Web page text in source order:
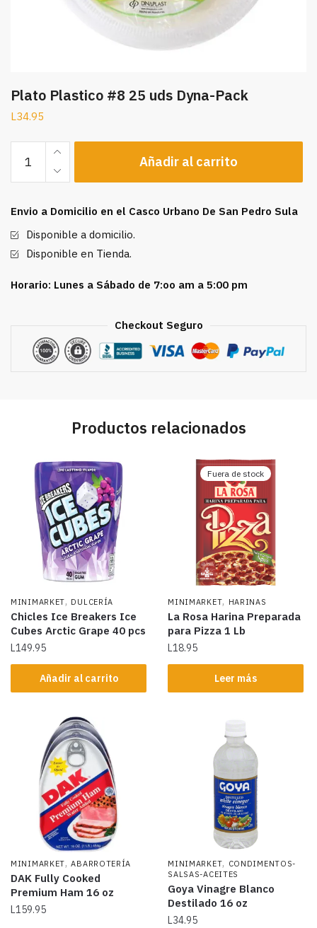
Plato Plastico #8 25 uds Dyna-Pack
L34.95
Plastico
#8
uds
Dyna-
Pack
Añadir al carrito
Envio a Domicilio en el Casco Urbano De San Pedro Sula
Disponible a domicilio.
Disponible en Tienda.
Horario: Lunes a Sábado de 7:oo am a 5:00 pm
Checkout Seguro
Productos relacionados
MINIMARKET, DULCERÍA
Chicles Ice Breakers Ice
Cubes Arctic Grape 40 pcs
L149.95
Añadir al carrito
Fuera de stock
MINIMARKET, HARINAS
La Rosa Harina Preparada
para Pizza 1 Lb
L18.95
Leer más
MINIMARKET,ABARROTERÍA
DAK Fully Cooked
Premium Ham 16 oz
L159.95
MINIMARKET, CONDIMENTOS-
SALSAS-ACEITES
Goya Vinagre Blanco
Destilado 16 oz
L34.95